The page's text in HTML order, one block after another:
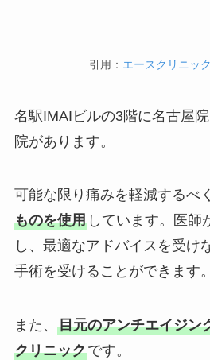
引用： エースクリニッ
名駅IMAIビルの3階に名古屋
院があります。
可能な限り痛みを軽減するべ
ものを使用しています。医師
し、最適なアドバイスを受け
手術を受けることができます。
また、 目元のアンチエイジン
クリニックです。